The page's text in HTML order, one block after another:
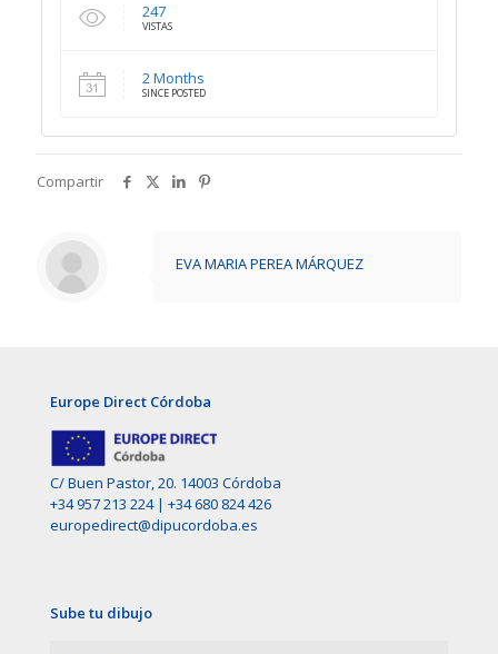
247
VISTAS
2 Months
SINCE POSTED
Compartir
EVA MARIA PEREA MÁRQUEZ
Europe Direct Córdoba
C/ Buen Pastor, 20. 14003 Córdoba
+34 957 213 224| +34 680 824 426
europedirect@dipucordoba.es
Sube tu dibujo